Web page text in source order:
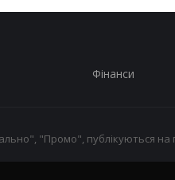
Фінанси
"Промо", публікуються на